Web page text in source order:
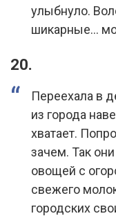
улыбнуло.
шикарные…
20.
Переехала в
из города
хватает.
зачем. Так
овощей с
свежего
городских